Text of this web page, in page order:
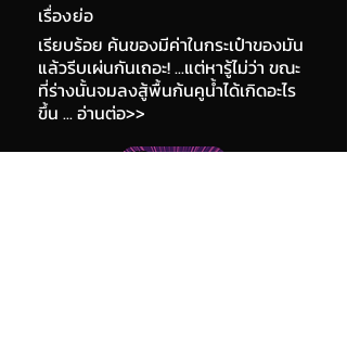
เรื่องย่อ
เรียบร้อย ค้นของมีค่าในกระเป๋าของมัน
แล้วรีบเผ่นกันเถอะ! ...แต่หารู้ไม่ว่า ขณะ
ที่ร่างนั้นจมลงสู้พื้นก้นคูน้ำได้เกิดอะไร
ขึ้น ... อ่านต่อ>>